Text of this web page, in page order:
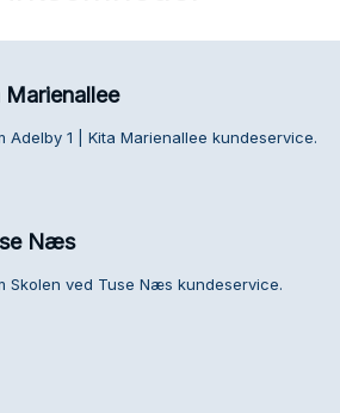
Adelby 1 | Kita Marienallee kundeservice.
Næs
Skolen ved Tuse Næs kundeservice.